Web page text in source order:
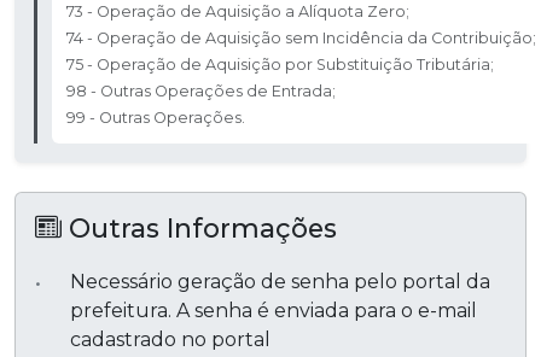
73 - Operação de Aquisição a Alíquota Zero; ​
74 - Operação de Aquisição sem Incidência da Contribuição; ​
75 - Operação de Aquisição por Substituição Tributária;​
98 - Outras Operações de Entrada; ​
99 - Outras Operações.
Outras Informações
Necessário geração de senha pelo portal da
prefeitura. A senha é enviada para o e-mail
cadastrado no portal